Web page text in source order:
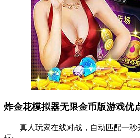
炸金花模拟器无限金币版游戏优
真人玩家在线对战，自动匹配一秒